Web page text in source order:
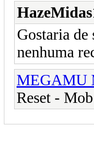
Gostaria de
nenhuma
MEGAMU
Reset -